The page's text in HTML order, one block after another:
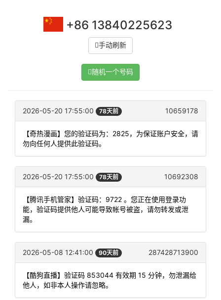
+86 13840225623
手动刷新
随机一个号码
2026-05-20 17:55:00 78天前 10659178
【奇热漫画】您的验证码为：2825，为保证账户安全，请
勿向任何人提供此验证码。
2026-05-20 17:55:00 78天前 10692308
【腾讯手机管家】验证码：9722 。您正在使用登录功
能，验证码提供他人可能导致帐号被盗，请勿转发或泄
漏。
2026-05-08 12:41:00 90天前 287428713900
【酷狗直播】验证码 853044 有效期 15 分钟，勿泄漏给
他人，如非本人操作请忽略。